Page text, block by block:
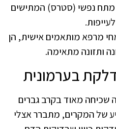
מתח נפשי (סטרס) המתישים
מרפא מותאמים אישית, הן
ותזונה מתאימה.
בערמונית
שכיחה מאוד בקרב גברים
של המקרים, מתברר אצלי